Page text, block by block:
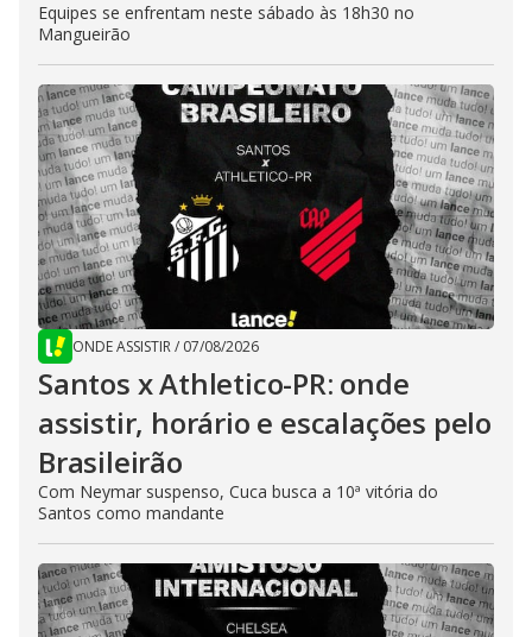
Equipes se enfrentam neste sábado às 18h30 no
Mangueirão
ONDE ASSISTIR/ 07/08/2026
Santos x Athletico-PR: onde
assistir, horário e escalações pelo
Brasileirão
Com Neymar suspenso, Cuca busca a 10ª vitória do
Santos como mandante